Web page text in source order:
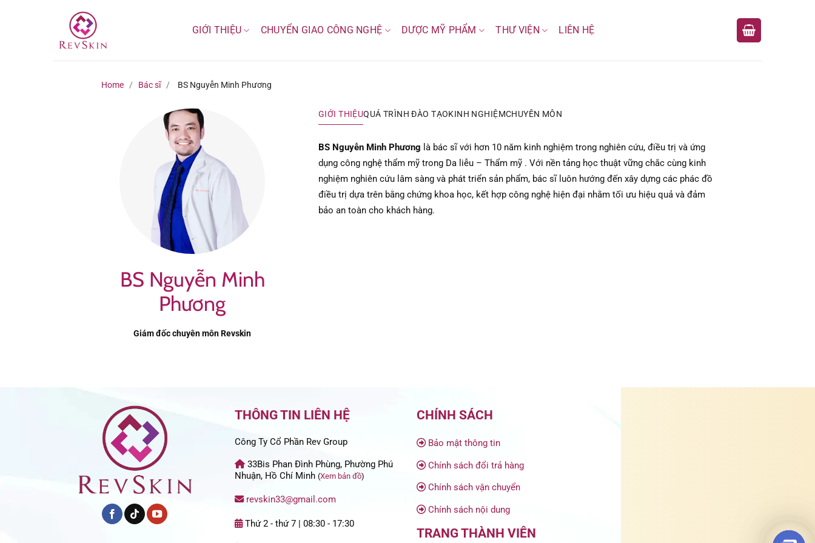
GIỚI THIỆU CHUYỂN GIAO CÔNG NGHỆ DƯỢC MỸ PHẨM THƯ VIỆN LIÊN HỆ
Home / Bác sĩ / BS Nguyễn Minh Phương
BS Nguyễn Minh
Phương
Giám đốc chuyên môn Revskin
GIỚI THIỆUQUÁ TRÌNH ĐÀO TẠOKINH NGHIỆMCHUYÊN MÔN
BS Nguyễn Minh Phương là bác sĩ với hơn 10 năm kinh nghiệm trong nghiên cứu, điều trị và ứng
dụng công nghệ thẩm mỹ trong Da liễu – Thẩm mỹ . Với nền tảng học thuật vững chắc cùng kinh
nghiệm nghiên cứu lâm sàng và phát triển sản phẩm, bác sĩ luôn hướng đến xây dựng các phác đồ
điều trị dựa trên bằng chứng khoa học, kết hợp công nghệ hiện đại nhằm tối ưu hiệu quả và đảm
bảo an toàn cho khách hàng.
THÔNG TIN LIÊN HỆ
Công Ty Cổ Phần Rev Group
33Bis Phan Đình Phùng, Phường Phú
Nhuận, Hồ Chí Minh (Xem bản đồ)
revskin33@gmail.com
Thứ 2 - thứ 7 | 08:30 - 17:30
CHÍNH SÁCH
Bảo mật thông tin
Chính sách đổi trả hàng
Chính sách vận chuyển
Chính sách nội dung
TRANG THÀNH VIÊN